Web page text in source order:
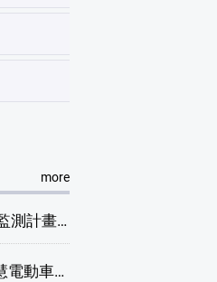
more
歐盟CBAM 填報實戰暨監測計畫說明會(臺中場)
AI浪潮 x 綠色未來：智慧電動車新商機研討會